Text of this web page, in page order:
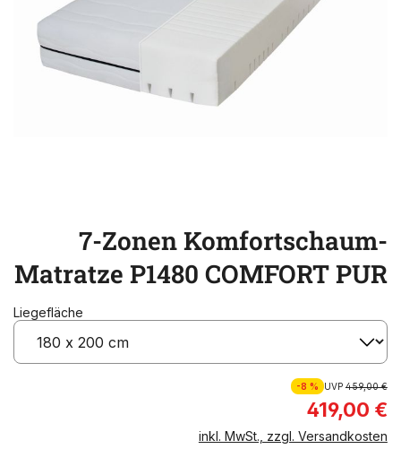
7-Zonen Komfortschaum-
Matratze P1480 COMFORT PUR
Liegefläche
-8 % UVP459,00 €
419,00 €
inkl. MwSt., zzgl. Versandkosten